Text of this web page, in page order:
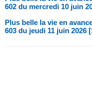
602 du mercredi 10 juin
Plus belle la vie en
603 du jeudi 11 juin 2026